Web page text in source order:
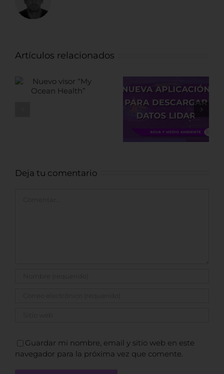
Artículos relacionados
Fuentes de
datos LiDAR de
Arqueológicos
Deja tu comentario
Guardar mi nombre, email y sitio web en este
navegador para la próxima vez que comente.